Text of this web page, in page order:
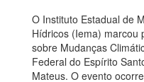
O Instituto Estadual de
Hídricos (Iema) marcou
sobre Mudanças
Federal do Espírito
Mateus. O evento